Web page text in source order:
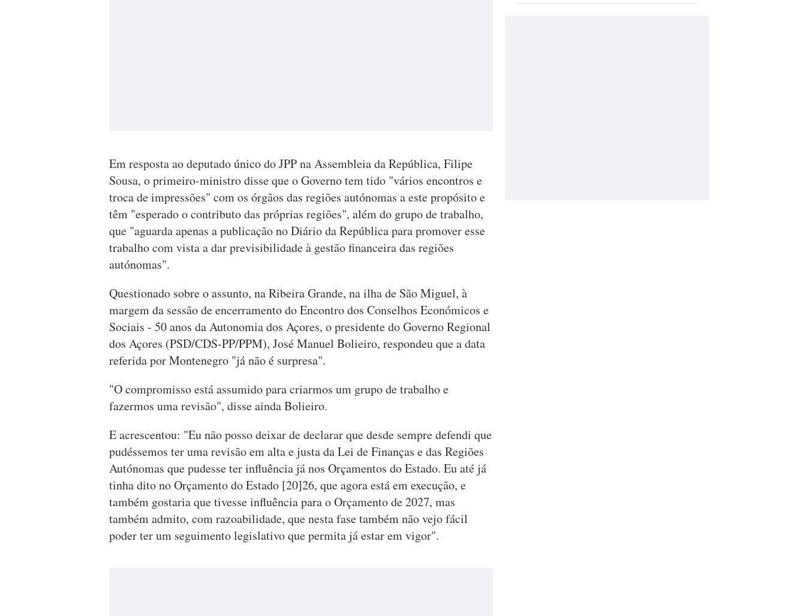
Em resposta ao deputado único do JPP na Assembleia da República, Filipe
Sousa, o primeiro-ministro disse que o Governo tem tido "vários encontros e
troca de impressões" com os órgãos das regiões autónomas a este propósito e
têm "esperado o contributo das próprias regiões", além do grupo de trabalho,
que "aguarda apenas a publicação no Diário da República para promover esse
trabalho com vista a dar previsibilidade à gestão financeira das regiões
autónomas".
Questionado sobre o assunto, na Ribeira Grande, na ilha de São Miguel, à
margem da sessão de encerramento do Encontro dos Conselhos Económicos e
Sociais - 50 anos da Autonomia dos Açores, o presidente do Governo Regional
dos Açores (PSD/CDS-PP/PPM), José Manuel Bolieiro, respondeu que a data
referida por Montenegro "já não é surpresa".
"O compromisso está assumido para criarmos um grupo de trabalho e
fazermos uma revisão", disse ainda Bolieiro.
E acrescentou: "Eu não posso deixar de declarar que desde sempre defendi que
pudéssemos ter uma revisão em alta e justa da Lei de Finanças e das Regiões
Autónomas que pudesse ter influência já nos Orçamentos do Estado. Eu até já
tinha dito no Orçamento do Estado [20]26, que agora está em execução, e
também gostaria que tivesse influência para o Orçamento de 2027, mas
também admito, com razoabilidade, que nesta fase também não vejo fácil
poder ter um seguimento legislativo que permita já estar em vigor".